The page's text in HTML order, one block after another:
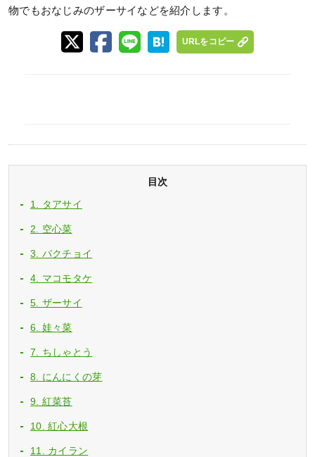
物でもおなじみのザーサイなどを紹介します。
URLをコピー
目次
1. タアサイ
2. 空心菜
3. パクチョイ
4. マコモタケ
5. ザーサイ
6. 娃々菜
7. ちしゃとう
8. にんにくの芽
9. 紅菜苔
10. 紅心大根
11. カイラン